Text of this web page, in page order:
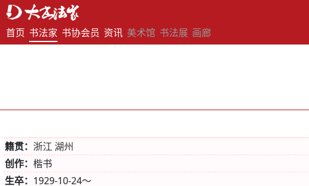
首页 书法家 书协会员 资讯 美术馆 书法展 画廊
籍贯： 浙江 湖州
创作： 楷书
生卒： 1929-10-24～